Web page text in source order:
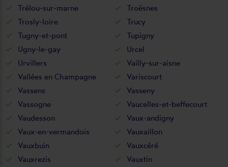
Trélou-sur-marne
Troësnes
Trosly-loire
Trucy
Tugny-et-pont
Tupigny
Ugny-le-gay
Urcel
Urvillers
Vailly-sur-aisne
Vallées en Champagne
Variscourt
Vassens
Vasseny
Vassogne
Vaucelles-et-beffecourt
Vaudesson
Vaux-andigny
Vaux-en-vermandois
Vauxaillon
Vauxbuin
Vauxcéré
Vauxrezis
Vauxtin